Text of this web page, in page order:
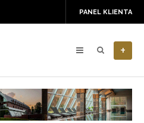
PANEL KLIENTA
+